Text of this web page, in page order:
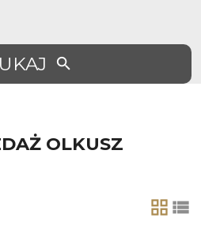
OLKUSZ
tabela